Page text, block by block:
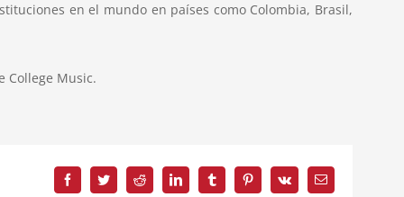
en el mundo en países como Colombia, Brasil,
College Music.
FacebookTwitterReddit LinkedInTumblrPinterest
Vk
Correo